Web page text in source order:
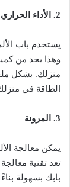
2. الأداء الحراري الجيد
يستخدم باب
وهذا يحد من
منزلك. بشكل
الطاقة في
3. المرونة
يمكن معالجة
تعد تقنية
بابك بسهولة